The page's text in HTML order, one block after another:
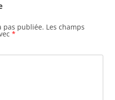
pas publiée. Les champs
*